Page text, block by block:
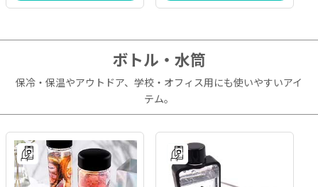
ボトル・水筒
保冷・保温やアウトドア、学校・オフィス用にも使いやすいアイ
テム。